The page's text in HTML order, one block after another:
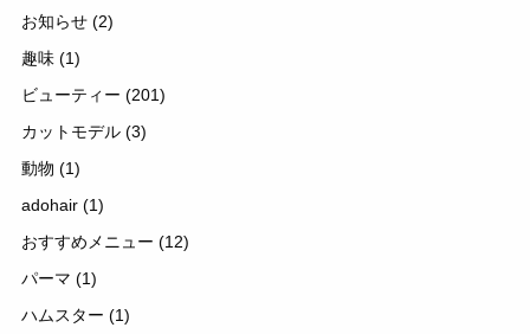
お知らせ (2)
趣味 (1)
ビューティー (201)
カットモデル (3)
動物 (1)
adohair (1)
おすすめメニュー (12)
パーマ (1)
ハムスター (1)